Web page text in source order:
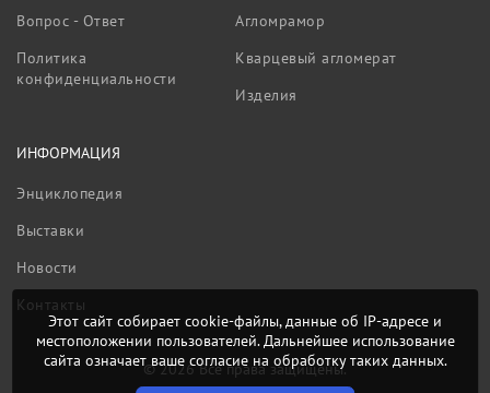
Вопрос - Ответ
Политика
конфиденциальности
Агломрамор
Кварцевый агломерат
Изделия
ИНФОРМАЦИЯ
Энциклопедия
Выставки
Новости
Контакты
© 2026 Все права защищены.
Этот сайт собирает cookie-файлы, данные об IP-адресе и
местоположении пользователей. Дальнейшее использование
сайта означает ваше согласие на обработку таких данных.